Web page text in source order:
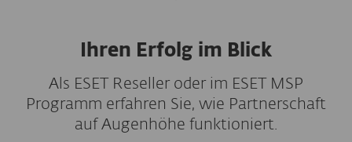
Ihren Erfolg im Blick
Als ESET Reseller oder im ESET MSP
Programm erfahren Sie, wie Partnerschaft
auf Augenhöhe funktioniert.